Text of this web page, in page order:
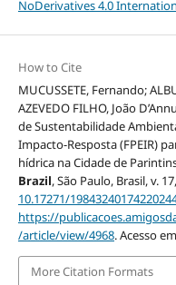
NoDerivatives 4.0
How to Cite
MUCUSSETE, Fernando;
AZEVEDO FILHO, João
de Sustentabilidade
Impacto-Resposta (FPEIR)
hídrica na Cidade de
Brazil, São Paulo, Brasil, v.
10.17271/
https://
/article/view/4968. Acesso
More Citation Formats